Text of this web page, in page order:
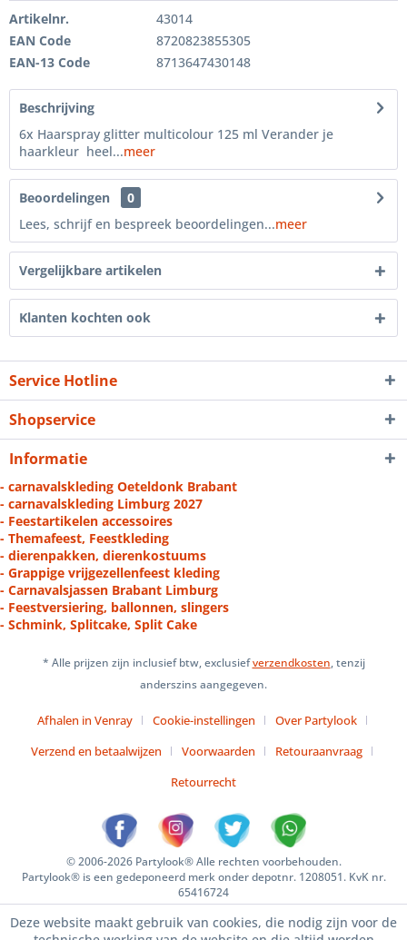
Artikelnr.
43014
EAN Code
8720823855305
EAN-13 Code
8713647430148
Beschrijving
6x Haarspray glitter multicolour 125 ml Verander je
haarkleur heel...meer
Beoordelingen
0
Lees, schrijf en bespreek beoordelingen...meer
Vergelijkbare artikelen
Klanten kochten ook
Service Hotline
Shopservice
Informatie
- carnavalskleding Oeteldonk Brabant
- carnavalskleding Limburg 2027
- Feestartikelen accessoires
- Themafeest, Feestkleding
- dierenpakken, dierenkostuums
- Grappige vrijgezellenfeest kleding
- Carnavalsjassen Brabant Limburg
- Feestversiering, ballonnen, slingers
- Schmink, Splitcake, Split Cake
* Alle prijzen zijn inclusief btw, exclusiefverzendkosten, tenzij
anderszins aangegeven.
Afhalen in Venray Cookie-instellingen
Over Partylook
Verzend en betaalwijzen
Voorwaarden
Retouraanvraag
Retourrecht
© 2006-2026 Partylook® Alle rechten voorbehouden.
Partylook® is een gedeponeerd merk onder depotnr. 1208051. KvK nr.
65416724
Deze website maakt gebruik van cookies, die nodig zijn voor de